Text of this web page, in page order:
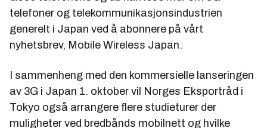
telefoner og telekommunikasjonsindustrien
generelt i Japan ved å abonnere på vårt
nyhetsbrev, Mobile Wireless Japan.
I sammenheng med den kommersielle lanseringen
av 3G i Japan 1. oktober vil Norges Eksportråd i
Tokyo også arrangere flere studieturer der
muligheter ved bredbånds mobilnett og hvilke